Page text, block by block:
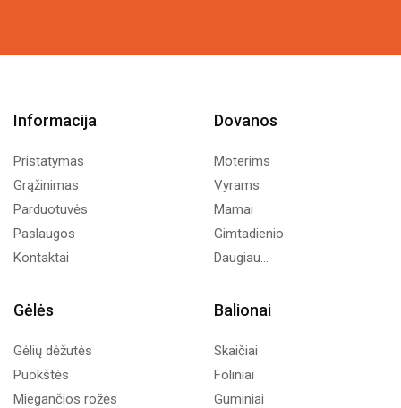
Informacija
Pristatymas
Grąžinimas
Parduotuvės
Paslaugos
Kontaktai
Dovanos
Moterims
Vyrams
Mamai
Gimtadienio
Daugiau...
Gėlės
Gėlių dėžutės
Puokštės
Miegančios rožės
Balionai
Skaičiai
Foliniai
Guminiai